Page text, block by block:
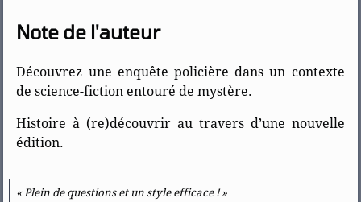
« Plein de questions et un style efficace ! »
Note de l'auteur
Découvrez une enquête policière dans un contexte
de science-fiction entouré de mystère.
Histoire à (re)découvrir au travers d’une nouvelle
édition.